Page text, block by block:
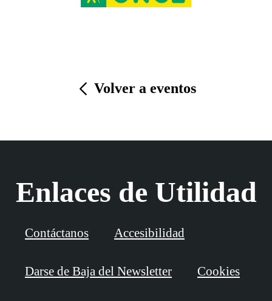
Volver a eventos
Enlaces de Utilidad
Contáctanos Accesibilidad
Darse de Baja del Newsletter Cookies